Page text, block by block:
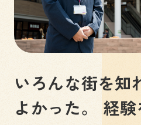
いろんな街を知
よかった。 経